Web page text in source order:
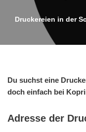
Druckereien in der
Du suchst eine
doch einfach bei
Adresse der